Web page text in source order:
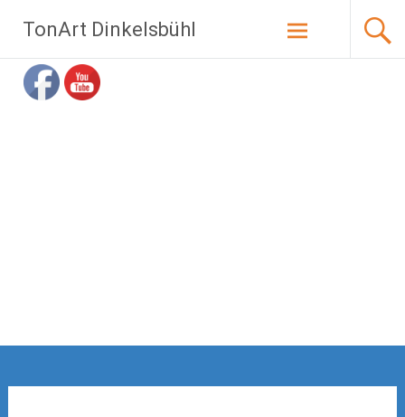
Inhalt
springen
TonArt Dinkelsbühl